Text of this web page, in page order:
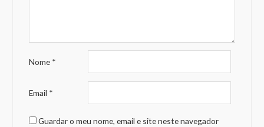
Nome *
Email *
Guardar o meu nome, email e site neste navegador